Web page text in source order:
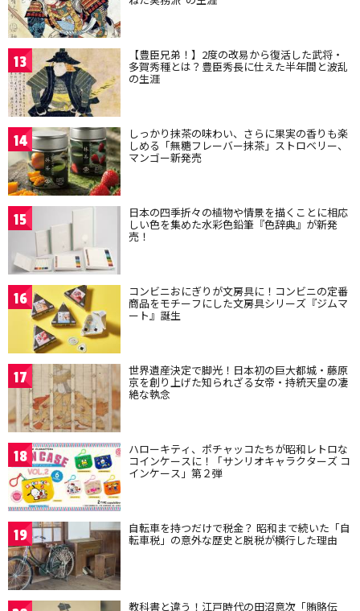
13 【豊臣兄弟！】2度の改易から復活した武将・
多賀秀種とは？豊臣秀長に仕えた半年間と波乱
の生涯
14 しっかり抹茶の味わい、さらに果実の香りも楽
しめる「無糖フレーバー抹茶」ストロベリー、
マンゴー新発売
15 日本の四季折々の植物や情景を描くことに相応
しい色を集めた水彩色鉛筆『色辞典』が新発
売！
16 コンビニおにぎりが文房具に！コンビニの定番
商品をモチーフにした文房具シリーズ『ジムマ
ート』誕生
17 世界遺産決定で脚光！日本初の巨大都城・藤原
京を創り上げた知られざる女帝・持統天皇の凄
絶な執念
18 ハローキティ、ポチャッコたちが昭和レトロな
コインケースに！「サンリオキャラクターズ コ
インケース」第２弾
19 自転車を持つだけで税金？ 昭和まで続いた「自
転車税」の意外な歴史と脱税が横行した理由
教科書と違う！江戸時代の田沼意次「賄賂伝